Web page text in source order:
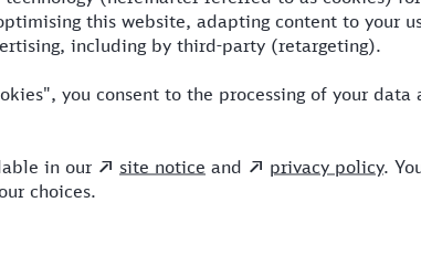
6:20 6 BUS,RE,ICE,NX
5:20